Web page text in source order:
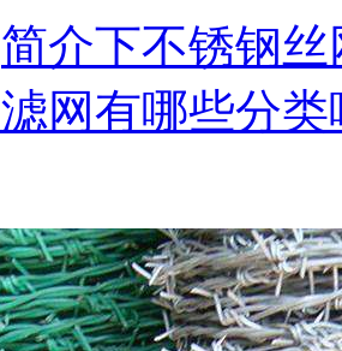
简介下不锈钢
网​有哪些分类